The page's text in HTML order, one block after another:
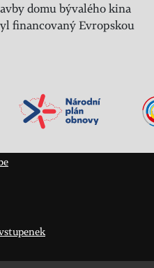
domu bývalého kina
financovaný Evropskou